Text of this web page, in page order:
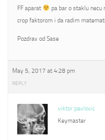
FF aparat
pa bar o staklu
crop faktorom i da radim
Pozdrav od Sase
May 5, 2017 at 4:28 pm
REPLY
viktor pavlovic
Keymaster